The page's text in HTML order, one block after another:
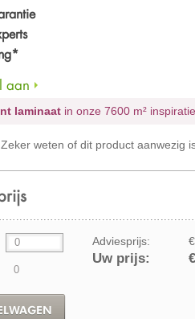
aan
laminaat in onze 7600 m²
Zeker weten of dit product aanwezig
Adviesprijs:
Uw prijs: